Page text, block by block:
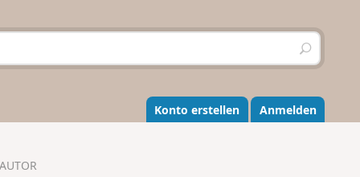
S
u
h
e
n
Konto erstellen Anmelden
AUTOR